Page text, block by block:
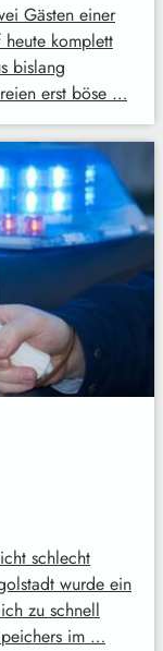
Gästen einer
komplett
bislang
erst böse …
schlecht
wurde ein
zu schnell
im …